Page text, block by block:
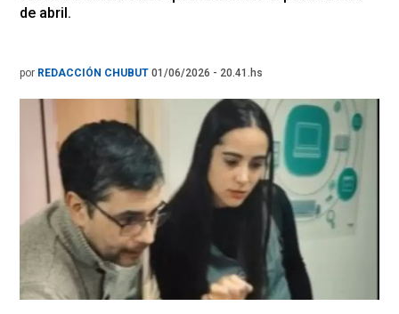
de abril.
por REDACCIÓN CHUBUT 01/06/2026 - 20.41.hs